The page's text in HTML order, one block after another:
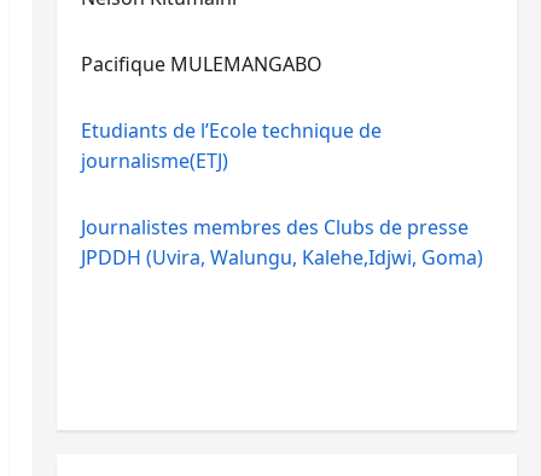
Pacifique MULEMANGABO
Etudiants de l’Ecole technique de
journalisme(ETJ)
Journalistes membres des Clubs de presse
JPDDH (Uvira, Walungu, Kalehe,Idjwi, Goma)